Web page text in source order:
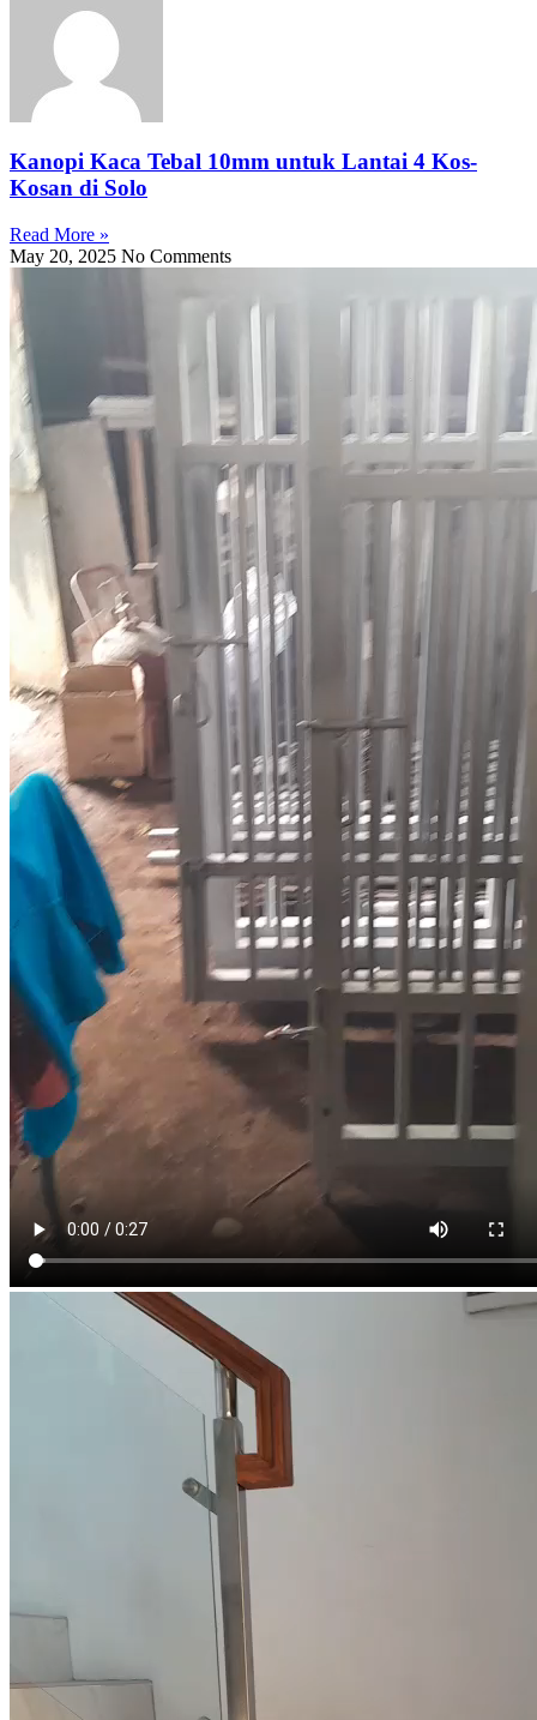
Kanopi Kaca Tebal 10mm untuk Lantai 4 Kos-
Kosan di Solo
Read More »
May 20, 2025 No Comments